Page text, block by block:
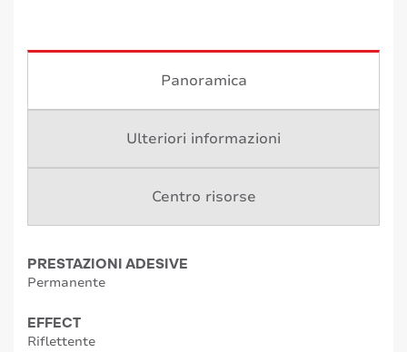
Panoramica
Ulteriori informazioni
Centro risorse
PRESTAZIONI ADESIVE
Permanente
EFFECT
Riflettente